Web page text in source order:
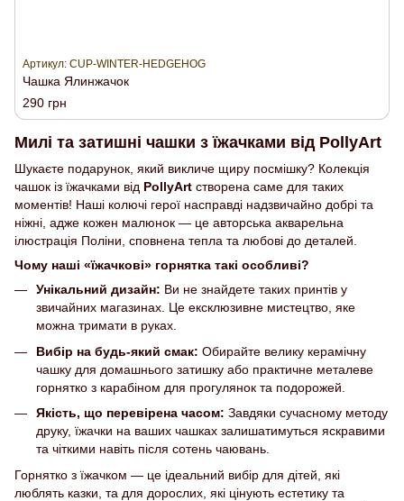
Артикул: CUP-WINTER-HEDGEHOG
Чашка Ялинжачок
290 грн
Милі та затишні чашки з їжачками від PollyArt
Шукаєте подарунок, який викличе щиру посмішку? Колекція
чашок із їжачками від PollyArt створена саме для таких
моментів! Наші колючі герої насправді надзвичайно добрі та
ніжні, адже кожен малюнок — це авторська акварельна
ілюстрація Поліни, сповнена тепла та любові до деталей.
Чому наші «їжачкові» горнятка такі особливі?
Унікальний дизайн: Ви не знайдете таких принтів у
звичайних магазинах. Це ексклюзивне мистецтво, яке
можна тримати в руках.
Вибір на будь-який смак: Обирайте велику керамічну
чашку для домашнього затишку або практичне металеве
горнятко з карабіном для прогулянок та подорожей.
Якість, що перевірена часом: Завдяки сучасному методу
друку, їжачки на ваших чашках залишатимуться яскравими
та чіткими навіть після сотень чаювань.
Горнятко з їжачком — це ідеальний вибір для дітей, які
люблять казки, та для дорослих, які цінують естетику та